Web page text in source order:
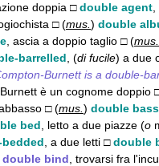
doppia □double agent
□ (mus. ) double
, ascia a doppio taglio □ (mus.
barrelled , (di fucile) a due
Burnett is a double-
Burnett è un cognome doppio
□ (mus. ) double
bed , letto a due piazze (o
, a due letti □double
bind , trovarsi fra